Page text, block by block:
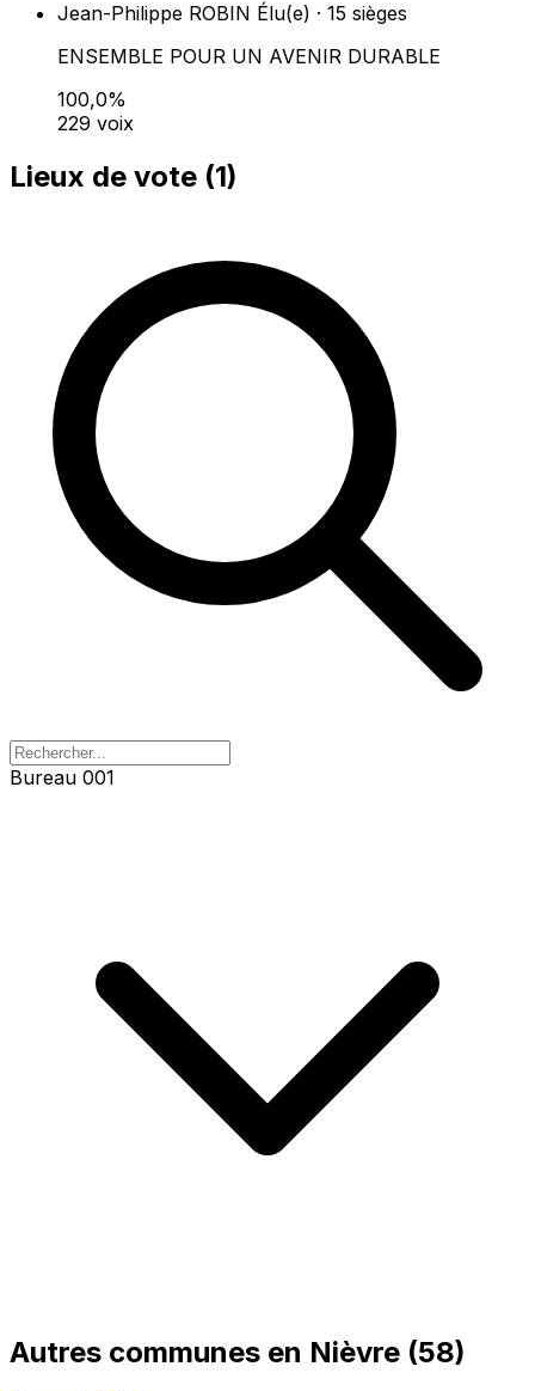
Jean-Philippe ROBIN Élu(e) · 15 sièges
ENSEMBLE POUR UN AVENIR DURABLE
100,0%
229 voix
Lieux de vote (1)
Bureau 001
Autres communes en Nièvre (58)